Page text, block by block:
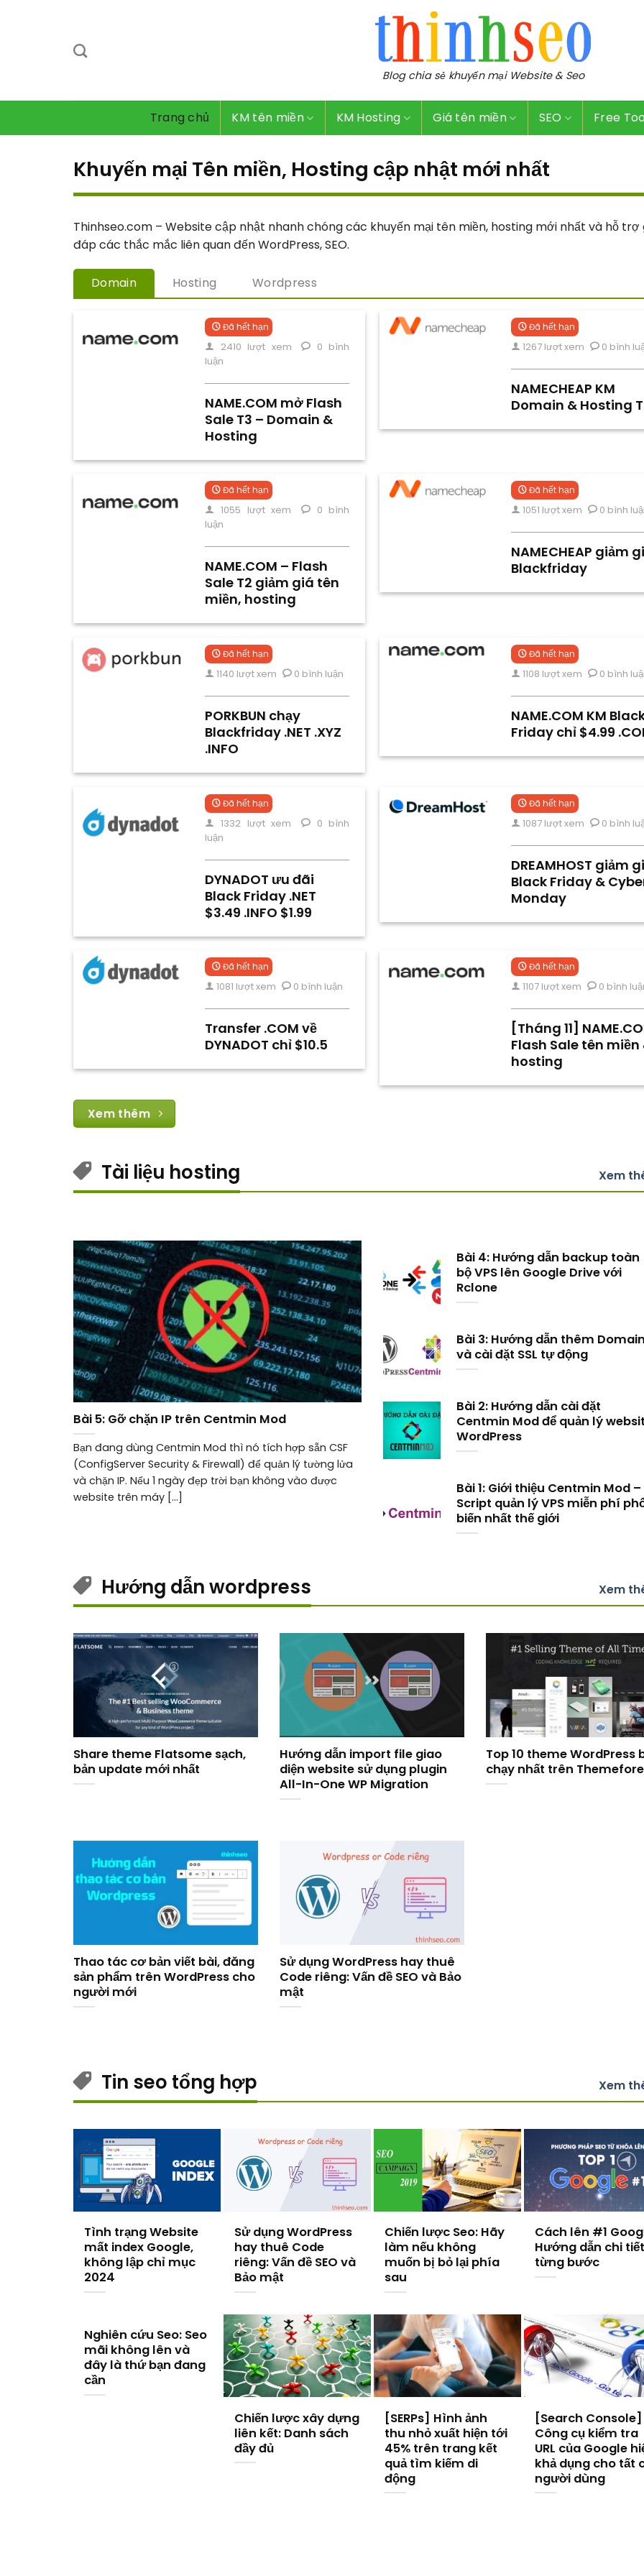
Blog chia sẻ khuyến mại Website & Seo
Trang chủ KM tên miền KM Hosting Giá tên miền SEO Free
Khuyến mại Tên miền, Hosting cập nhật mới nhất
Thinhseo.com – Website cập nhật nhanh chóng các khuyến mại tên miền, hosting mới nhất và hỗ trợ
đáp các thắc mắc liên quan đến WordPress, SEO.
Domain Hosting Wordpress
Đã hết hạn
2410 lượt xem
0 bình
luận
NAME.COM mở Flash
Sale T3 – Domain &
Hosting
Đã hết hạn
1267 lượt xem 0 bình
NAMECHEAP KM
Domain & Hosting
Đã hết hạn
1055 lượt xem
0 bình
luận
NAME.COM – Flash
Sale T2 giảm giá tên
miền, hosting
Đã hết hạn
1051 lượt xem 0 bình
NAMECHEAP giảm
Blackfriday
Đã hết hạn
1140 lượt xem 0 bình luận
PORKBUN chạy
Blackfriday .NET .XYZ
.INFO
Đã hết hạn
1108 lượt xem 0 bình
NAME.COM KM
Friday chỉ $4.99
Đã hết hạn
1332 lượt xem
0 bình
luận
DYNADOT ưu đãi
Black Friday .NET
$3.49 .INFO $1.99
Đã hết hạn
1087 lượt xem 0 bình
DREAMHOST giảm
Black Friday &
Monday
Đã hết hạn
1081 lượt xem 0 bình luận
Transfer .COM về
DYNADOT chỉ $10.5
Đã hết hạn
1107 lượt xem 0 bình
[Tháng 11]
Flash Sale tên miền
hosting
Xem thêm
Tài liệu hosting Xem
Bài 5: Gỡ chặn IP trên Centmin Mod
Bạn đang dùng Centmin Mod thì nó tích hợp sẵn CSF
(ConfigServer Security & Firewall) để quản lý tường lửa
và chặn IP. Nếu 1 ngày đẹp trời bạn không vào được
website trên máy [...]
Bài 4: Hướng dẫn backup toàn
bộ VPS lên Google Drive với
Rclone
Bài 3: Hướng dẫn thêm Domain
và cài đặt SSL tự động
Bài 2: Hướng dẫn cài đặt
Centmin Mod để quản lý
WordPress
Bài 1: Giới thiệu Centmin Mod –
Script quản lý VPS miễn phí
biến nhất thế giới
Hướng dẫn wordpress Xem
Share theme Flatsome sạch,
bản update mới nhất
Hướng dẫn import file giao
diện website sử dụng plugin
All-In-One WP Migration
Top 10 theme WordPress
chạy nhất trên
Thao tác cơ bản viết bài, đăng
sản phẩm trên WordPress cho
người mới
Sử dụng WordPress hay thuê
Code riêng: Vấn đề SEO và Bảo
mật
Tin seo tổng hợp Xem
Tình trạng Website
mất index Google,
không lập chỉ mục
2024
Sử dụng WordPress
hay thuê Code
riêng: Vấn đề SEO và
Bảo mật
Chiến lược Seo: Hãy
làm nếu không
muốn bị bỏ lại phía
sau
Cách lên #1
Hướng dẫn chi tiết
từng bước
Nghiên cứu Seo: Seo
mãi không lên và
đây là thứ bạn đang
cần
Chiến lược xây dựng
liên kết: Danh sách
đầy đủ
[SERPs] Hình ảnh
thu nhỏ xuất hiện tới
45% trên trang kết
quả tìm kiếm di
động
[Search Console]
Công cụ kiểm tra
URL của Google
khả dụng cho tất
người dùng